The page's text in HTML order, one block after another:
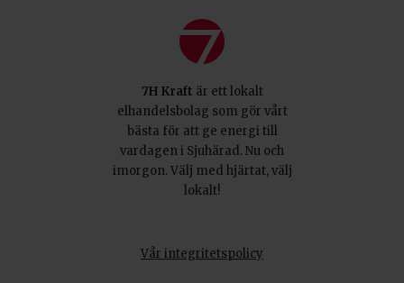
7H Kraft är ett lokalt
elhandelsbolag som gör vårt
bästa för att ge energi till
vardagen i Sjuhärad. Nu och
imorgon. Välj med hjärtat, välj
lokalt!
Vår integritetspolicy